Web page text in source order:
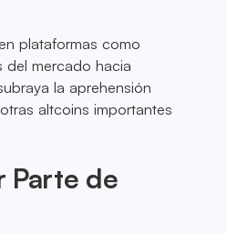
plataformas como
del mercado hacia
la aprehensión
altcoins importantes
Parte de